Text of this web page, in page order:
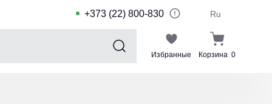
+373 (22) 800-830 Ru
Избранные Корзина 0